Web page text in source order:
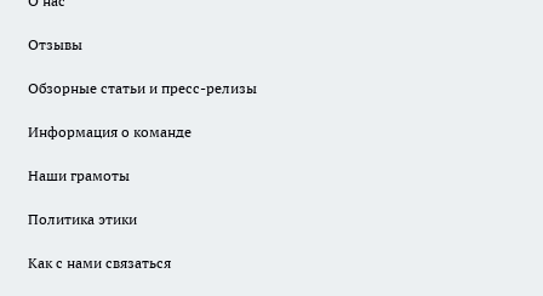
Отзывы
Обзорные статьи и пресс-релизы
Информация о команде
Наши грамоты
Политика этики
Как с нами связаться